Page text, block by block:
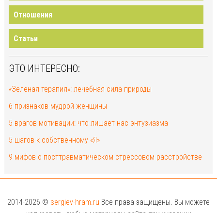
Отношения
Статьи
ЭТО ИНТЕРЕСНО:
«Зеленая терапия»: лечебная сила природы
6 признаков мудрой женщины
5 врагов мотивации: что лишает нас энтузиазма
5 шагов к собственному «Я»
9 мифов о посттравматическом стрессовом расстройстве
2014-2026 © sergiev-hram.ru Все права защищены. Вы можете